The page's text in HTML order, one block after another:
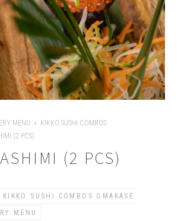
MENU
KIKKO SUSHI COMBOS
(2 PCS)
(2 PCS)
KIKKO SUSHI COMBOS OMAKASE
MENU